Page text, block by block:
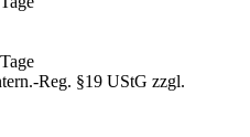
Reg. §19 UStG zzgl.